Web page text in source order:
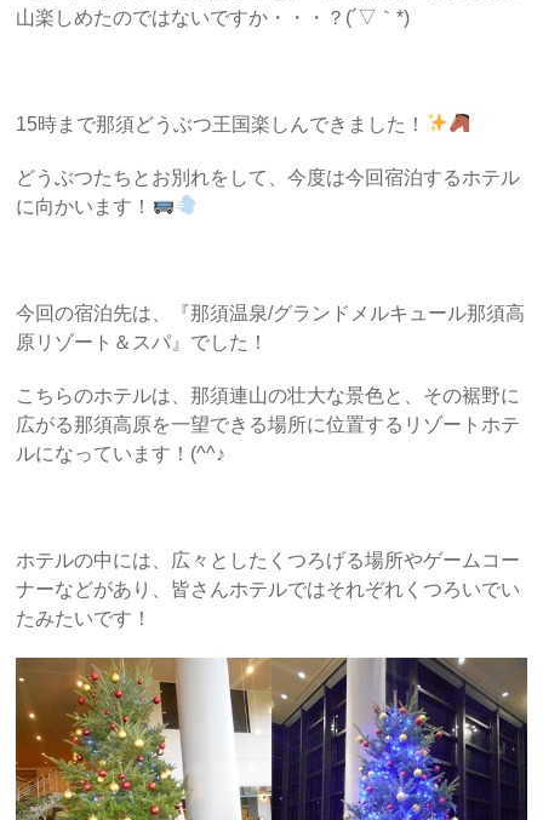
山楽しめたのではないですか・・・？(´▽｀*)
15時まで那須どうぶつ王国楽しんできました！
どうぶつたちとお別れをして、今度は今回宿泊するホテル
に向かいます！
今回の宿泊先は、『那須温泉/グランドメルキュール那須高
原リゾート＆スパ』でした！
こちらのホテルは、那須連山の壮大な景色と、その裾野に
広がる那須高原を一望できる場所に位置するリゾートホテ
ルになっています！(^^♪
ホテルの中には、広々としたくつろげる場所やゲームコー
ナーなどがあり、皆さんホテルではそれぞれくつろいでい
たみたいです！